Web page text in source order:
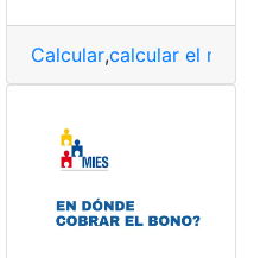
Despidos,Erte,Trabajadoras
Calcular,calcular el